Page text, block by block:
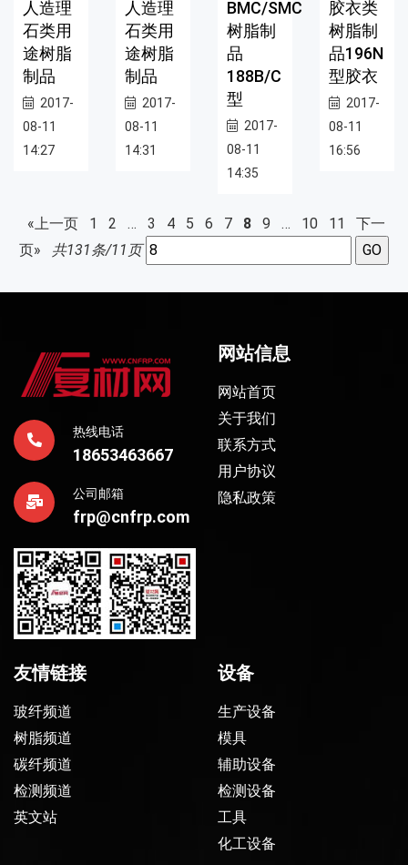
人造理
石类用
途树脂
制品
2017-
08-11
14:27
人造理
石类用
途树脂
制品
2017-
08-11
14:31
BMC/SMC
树脂制
品
188B/C
型
2017-
08-11
14:35
胶衣类
树脂制
品196N
型胶衣
2017-
08-11
16:56
«上一页 1 2 … 3 4 5 6 7 8 9 … 10 11
下一
页»
共131条/11页
热线电话
18653463667
公司邮箱
frp@cnfrp.com
网站信息
网站首页
关于我们
联系方式
用户协议
隐私政策
友情链接
玻纤频道
树脂频道
碳纤频道
检测频道
英文站
设备
生产设备
模具
辅助设备
检测设备
工具
化工设备